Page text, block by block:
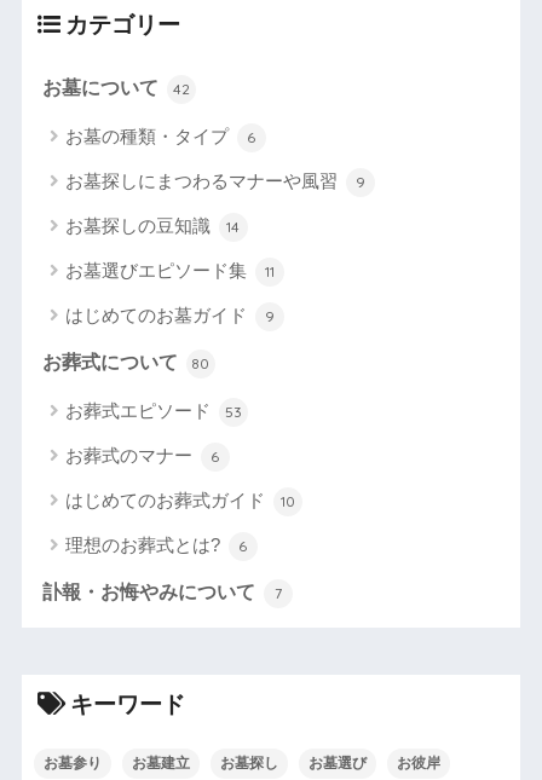
カテゴリー
お墓について 42
お墓の種類・タイプ 6
お墓探しにまつわるマナーや風習 9
お墓探しの豆知識 14
お墓選びエピソード集 11
はじめてのお墓ガイド 9
お葬式について 80
お葬式エピソード 53
お葬式のマナー 6
はじめてのお葬式ガイド 10
理想のお葬式とは? 6
訃報・お悔やみについて 7
キーワード
お墓参り お墓建立 お墓探し お墓選び お彼岸